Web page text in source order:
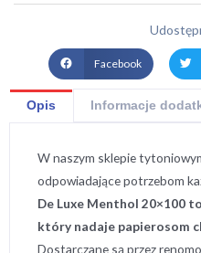
Facebook
Opis Informacje
W naszym sklepie
odpowiadające potrzebom
De Luxe Menthol 20×100
który nadaje papierosom
Dostarczane są przez